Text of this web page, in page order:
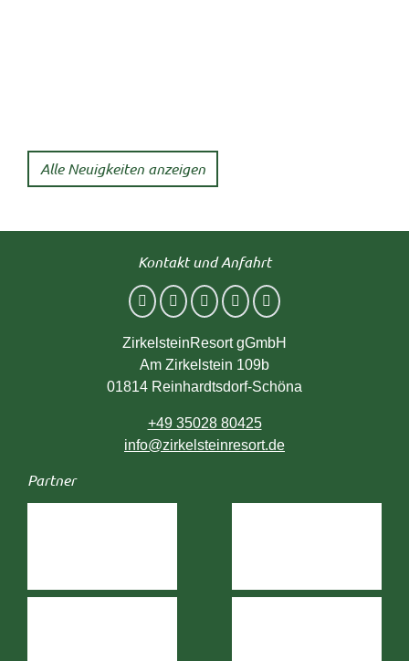
Alle Neuigkeiten anzeigen
Kontakt und Anfahrt
ZirkelsteinResort gGmbH
Am Zirkelstein 109b
01814 Reinhardtsdorf-Schöna
+49 35028 80425
info@zirkelsteinresort.de
Partner